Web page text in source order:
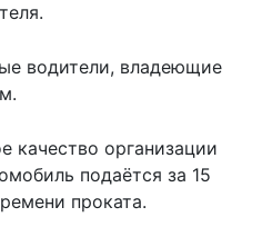
водители, владеющие
качество организации
подаётся за 15
проката.